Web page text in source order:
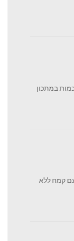
את הכמות במתכון
עם קמח ללא